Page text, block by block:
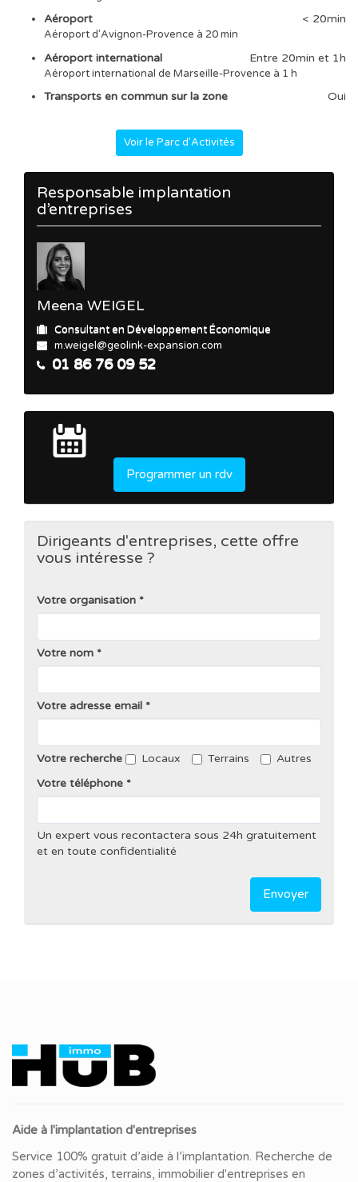
Aéroport < 20min
Aéroport d'Avignon-Provence à 20 min
Aéroport international Entre 20min et 1h
Aéroport international de Marseille-Provence à 1 h
Transports en commun sur la zone Oui
Voir le Parc d'Activités
Responsable implantation
d’entreprises
Meena WEIGEL
Consultant en Développement Économique
m.weigel@geolink-expansion.com
01 86 76 09 52
Programmer un rdv
Dirigeants d'entreprises, cette offre
vous intéresse ?
Votre organisation
Votre nom
Votre adresse email
Votre recherche Locaux Terrains
Autres
Votre téléphone
Un expert vous recontactera sous 24h gratuitement
et en toute confidentialité
Envoyer
Aide à l'implantation d'entreprises
Service 100% gratuit d’aide à l’implantation. Recherche de
zones d’activités, terrains, immobilier d'entreprises en